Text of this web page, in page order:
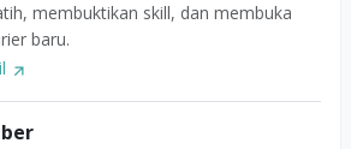
membuktikan skill, dan membuka
baru.